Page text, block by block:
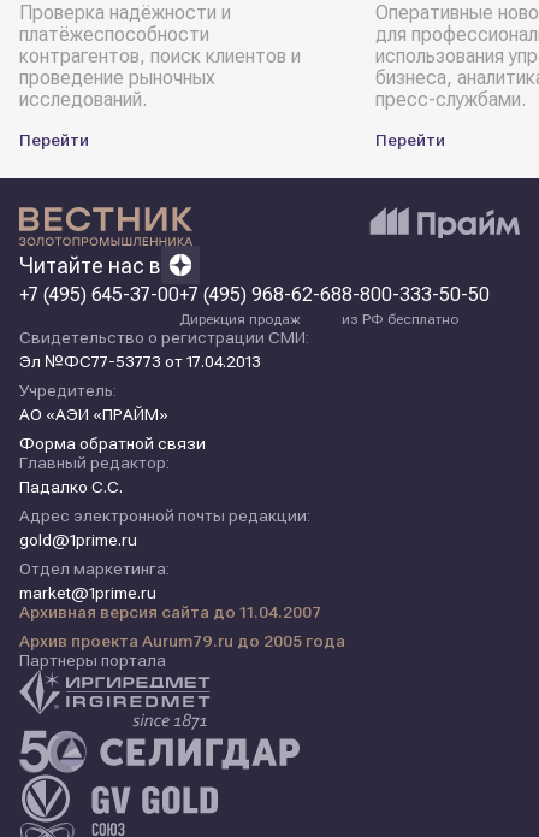
Проверка надёжности и
платёжеспособности
контрагентов, поиск клиентов и
проведение рыночных
исследований.
Перейти
Оперативные
для
использования
бизнеса,
пресс-службами.
Перейти
Читайте нас в
+7 (495) 645-37-00+7 (495) 968-62-68
Дирекция продаж
8-800-333-50-50
из РФ бесплатно
Свидетельство о регистрации СМИ:
Эл №ФС77-53773 от 17.04.2013
Учредитель:
АО «АЭИ «ПРАЙМ»
Форма обратной связи
Главный редактор:
Падалко С.С.
Адрес электронной почты редакции:
gold@1prime.ru
Отдел маркетинга:
market@1prime.ru
Архивная версия сайта до 11.04.2007
Архив проекта Aurum79.ru до 2005 года
Партнеры портала